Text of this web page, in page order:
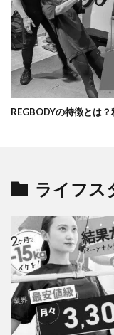
REGBODYの特徴とは
ライフス